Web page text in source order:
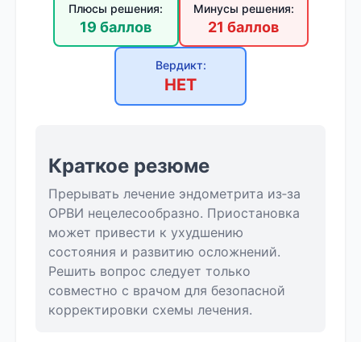
Плюсы решения:
19 баллов
Минусы решения:
21 баллов
Вердикт:
НЕТ
Краткое резюме
Прерывать лечение эндометрита из‑за
ОРВИ нецелесообразно. Приостановка
может привести к ухудшению
состояния и развитию осложнений.
Решить вопрос следует только
совместно с врачом для безопасной
корректировки схемы лечения.